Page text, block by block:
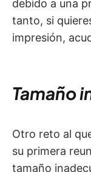
debido a una
tanto, si
impresión,
Tamaño
Otro reto al
su primera
tamaño